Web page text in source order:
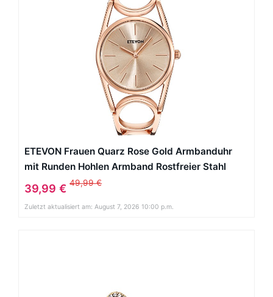
ETEVON Frauen Quarz Rose Gold Armbanduhr
mit Runden Hohlen Armband Rostfreier Stahl
Wasserdicht, Mode Luxus Verkleiden
Armbanduhren für Damen
39,99 € 49,99 €
Zuletzt aktualisiert am: August 7, 2026 10:00 p.m.